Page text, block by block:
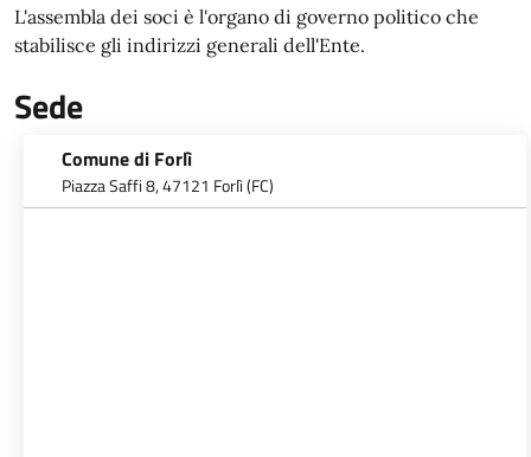
L'assembla dei soci è l'organo di governo politico che
stabilisce gli indirizzi generali dell'Ente.
Sede
Comune di Forlì
Piazza Saffi 8, 47121 Forlì (FC)